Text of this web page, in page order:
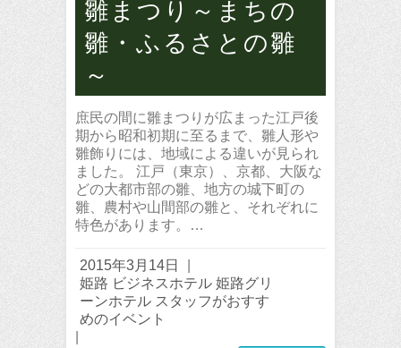
雛まつり～まちの
雛・ふるさとの雛
～
庶民の間に雛まつりが広まった江戸後
期から昭和初期に至るまで、雛人形や
雛飾りには、地域による違いが見られ
ました。 江戸（東京）、京都、大阪な
どの大都市部の雛、地方の城下町の
雛、農村や山間部の雛と、それぞれに
特色があります。…
2015年3月14日
姫路 ビジネスホテル 姫路グリ
ーンホテル スタッフがおすす
めのイベント